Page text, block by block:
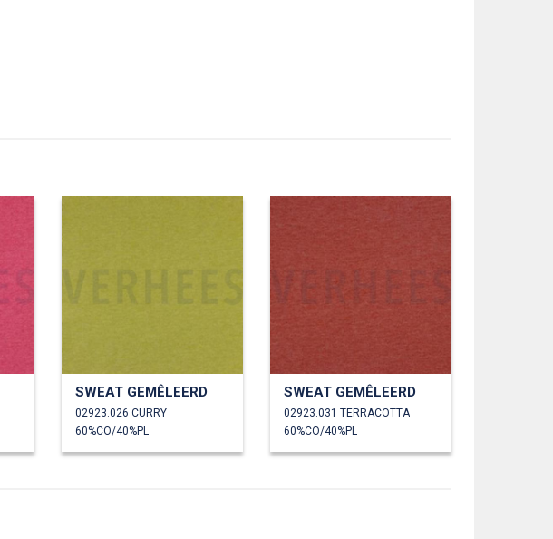
SWEAT GEMÊLEERD
02923.026 CURRY
60%CO/40%PL
SWEAT GEMÊLEERD
02923.031 TERRACOTTA
60%CO/40%PL